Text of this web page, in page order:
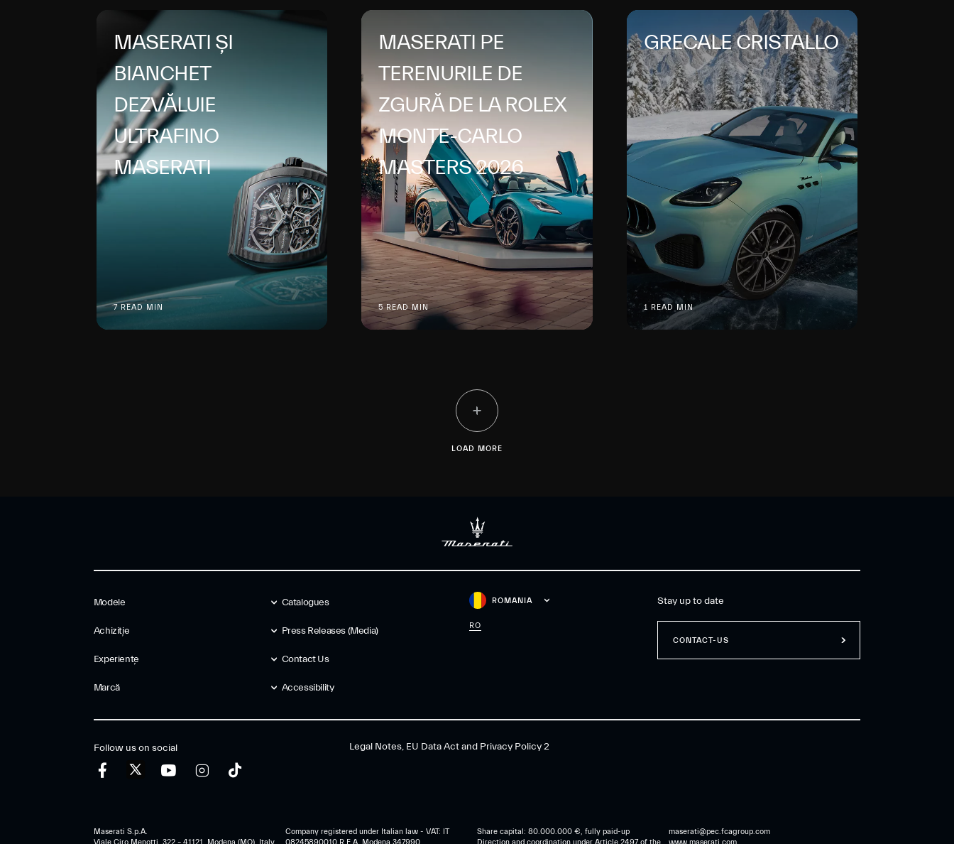
MASERATI ȘI
BIANCHET
DEZVĂLUIE
ULTRAFINO
MASERATI
7 READ MIN
MASERATI PE
TERENURILE DE
ZGURĂ DE LA ROLEX
MONTE-CARLO
MASTERS 2026
5 READ MIN
GRECALE CRISTALLO
1 READ MIN
LOAD MORE
Modele
Achiziție
Experiențe
Marcă
Catalogues
Press Releases (Media)
Contact Us
Accessibility
ROMANIA
RO
Stay up to date
CONTACT-US
Follow us on social Legal Notes, EU Data Act and Privacy Policy 2
Maserati S.p.A.
Company registered under Italian law - VAT: IT
Share capital: 80.000.000 €, fully paid-up
maserati@pec.fcagroup.com